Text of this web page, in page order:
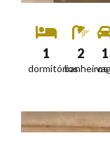
1
dormitórios
2
banheiros
1